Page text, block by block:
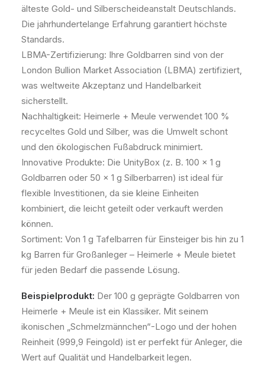
älteste Gold- und Silberscheideanstalt Deutschlands.
Die jahrhundertelange Erfahrung garantiert höchste
Standards.
LBMA-Zertifizierung: Ihre Goldbarren sind von der
London Bullion Market Association (LBMA) zertifiziert,
was weltweite Akzeptanz und Handelbarkeit
sicherstellt.
Nachhaltigkeit: Heimerle + Meule verwendet 100 %
recyceltes Gold und Silber, was die Umwelt schont
und den ökologischen Fußabdruck minimiert.
Innovative Produkte: Die UnityBox (z. B. 100 x 1 g
Goldbarren oder 50 x 1 g Silberbarren) ist ideal für
flexible Investitionen, da sie kleine Einheiten
kombiniert, die leicht geteilt oder verkauft werden
können.
Sortiment: Von 1 g Tafelbarren für Einsteiger bis hin zu 1
kg Barren für Großanleger – Heimerle + Meule bietet
für jeden Bedarf die passende Lösung.
Beispielprodukt: Der 100 g geprägte Goldbarren von
Heimerle + Meule ist ein Klassiker. Mit seinem
ikonischen „Schmelzmännchen“-Logo und der hohen
Reinheit (999,9 Feingold) ist er perfekt für Anleger, die
Wert auf Qualität und Handelbarkeit legen.